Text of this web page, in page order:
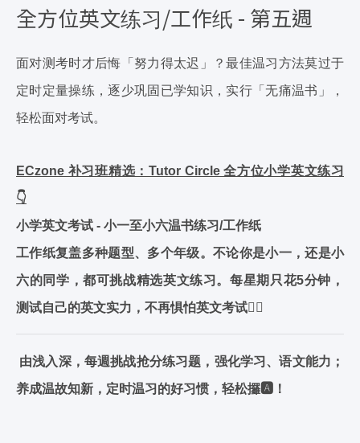
全方位英文练习/工作纸 - 第五週
面对测考时才后悔「努力得太迟」？最佳温习方法莫过于
定时定量操练，逐少巩固已学知识，实行「无痛温书」，
轻松面对考试。
ECzone 补习班精选：Tutor Circle 全方位小学英文练习
👇
小学英文考试 - 小一至小六温书练习/工作纸
工作纸复盖多种题型、多个年级。不论你是小一，还是小
六的同学，都可挑战精选英文练习。每星期只花5分钟，
测试自己的英文实力，不再惧怕英文考试✍🏻
由浅入深，每週挑战抢分练习题，强化学习、语文能力；
养成温故知新，定时温习的好习惯，轻松攞🅰️！